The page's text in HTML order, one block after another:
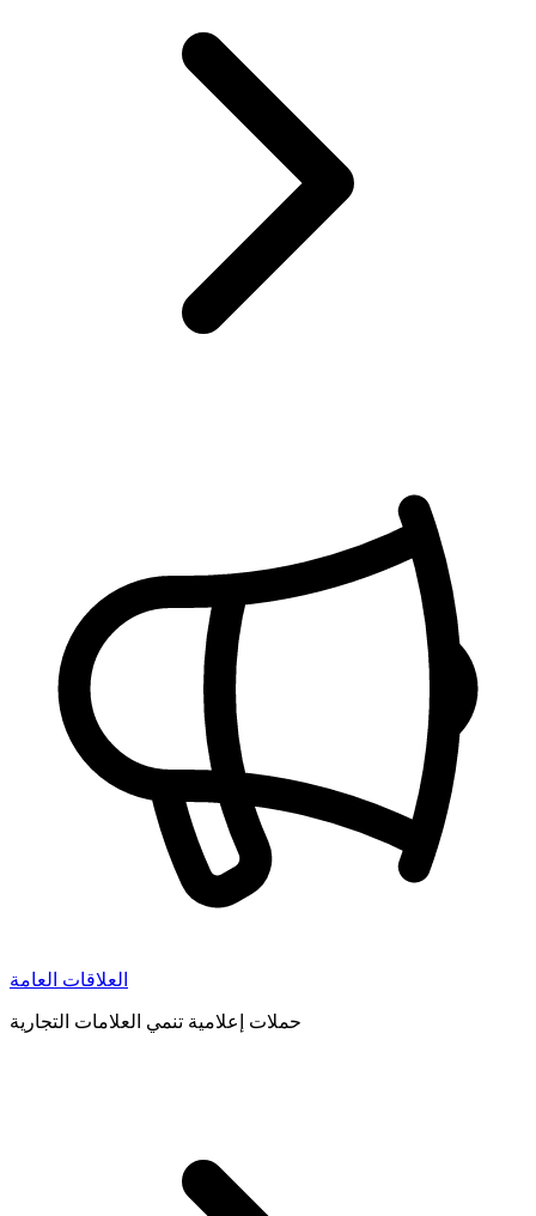
العلاقات العامة
حملات إعلامية تنمي العلامات التجارية